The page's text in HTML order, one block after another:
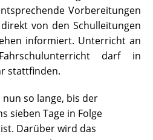
Vorbereitungen
von den Schulleitungen
informiert. Unterricht an
darf in
stattfinden.
so lange, bis der
sieben Tage in Folge
Darüber wird das